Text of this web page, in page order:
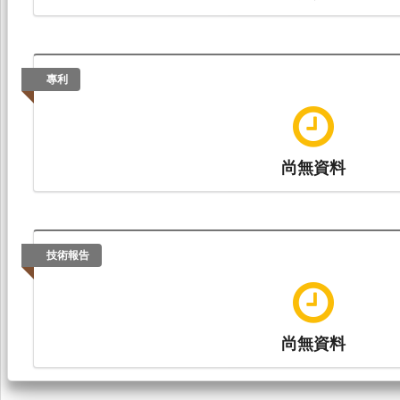
專利
尚無資料
技術報告
尚無資料